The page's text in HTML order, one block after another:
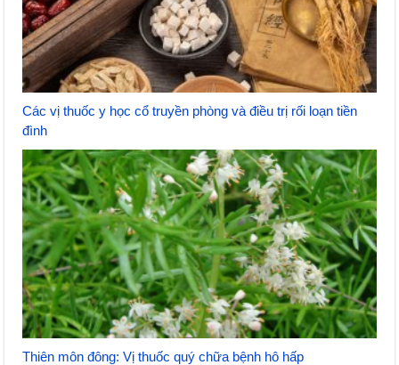
Các vị thuốc y học cổ truyền phòng và điều trị rối loạn tiền
đình
Thiên môn đông: Vị thuốc quý chữa bệnh hô hấp